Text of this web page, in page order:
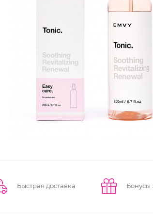
Быстрая доставка Бонусы